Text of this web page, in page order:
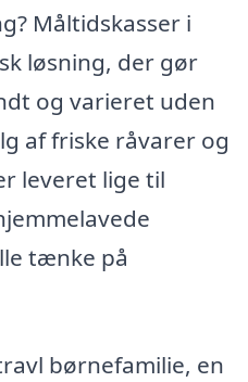
Måltidskasser i
løsning, der gør
og varieret uden
af friske råvarer og
leveret lige til
tænke på
børnefamilie, en